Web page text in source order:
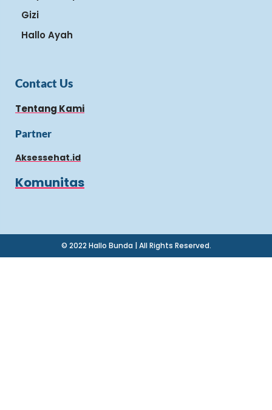
Gizi
Hallo Ayah
Contact Us
Tentang Kami
Partner
Aksessehat.id
Komunitas
© 2022 Hallo Bunda | All Rights Reserved.